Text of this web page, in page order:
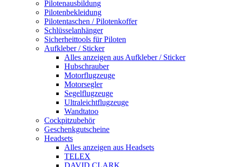
Pilotenausbildung
Pilotenbekleidung
Pilotentaschen / Pilotenkoffer
Schlüsselanhänger
Sicherheittools für Piloten
Aufkleber / Sticker
Alles anzeigen aus Aufkleber / Sticker
Hubschrauber
Motorflugzeuge
Motorsegler
Segelflugzeuge
Ultraleichtflugzeuge
Wandtatoo
Cockpitzubehör
Geschenkgutscheine
Headsets
Alles anzeigen aus Headsets
TELEX
DAVID CLARK